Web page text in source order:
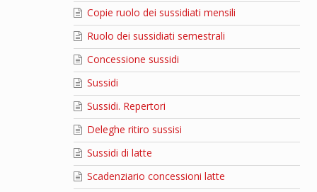
Copie ruolo dei sussidiati mensili
Ruolo dei sussidiati semestrali
Concessione sussidi
Sussidi
Sussidi. Repertori
Deleghe ritiro sussisi
Sussidi di latte
Scadenziario concessioni latte